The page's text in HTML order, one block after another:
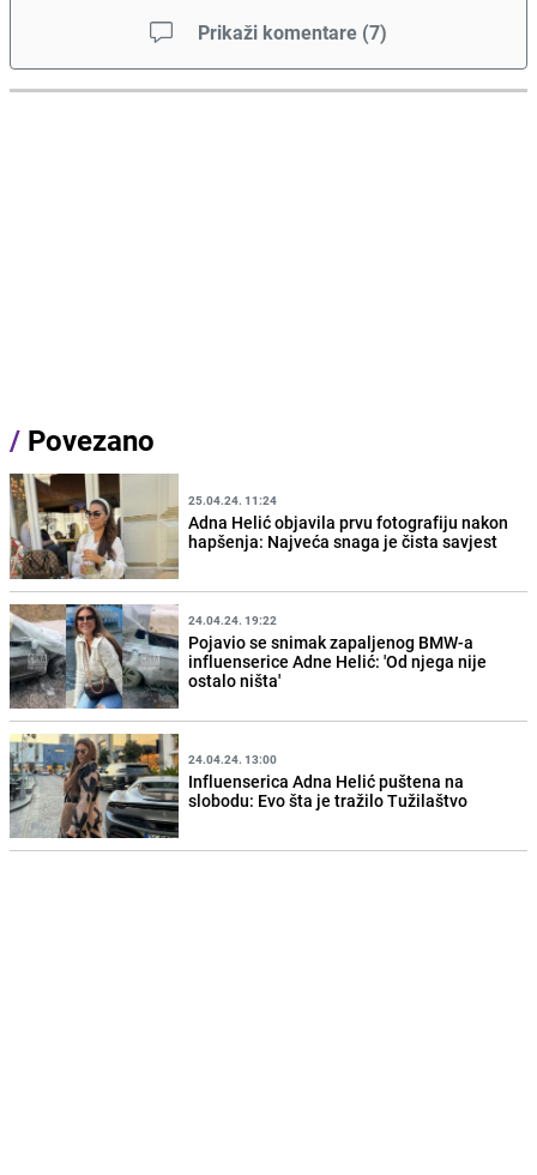
Prikaži komentare (7)
/ Povezano
25.04.24. 11:24
Adna Helić objavila prvu fotografiju nakon
hapšenja: Najveća snaga je čista savjest
24.04.24. 19:22
Pojavio se snimak zapaljenog BMW-a
influenserice Adne Helić: 'Od njega nije
ostalo ništa'
24.04.24. 13:00
Influenserica Adna Helić puštena na
slobodu: Evo šta je tražilo Tužilaštvo